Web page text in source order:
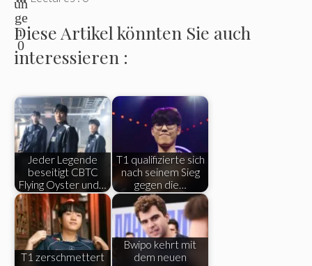
ge
n:
0
Diese Artikel könnten Sie auch
interessieren :
Jeder Legende
beseitigt CBTC
Flying Oyster und…
T1 qualifizierte sich
nach seinem Sieg
gegen die…
T1 zerschmettert
Bwipo kehrt mit
dem neuen